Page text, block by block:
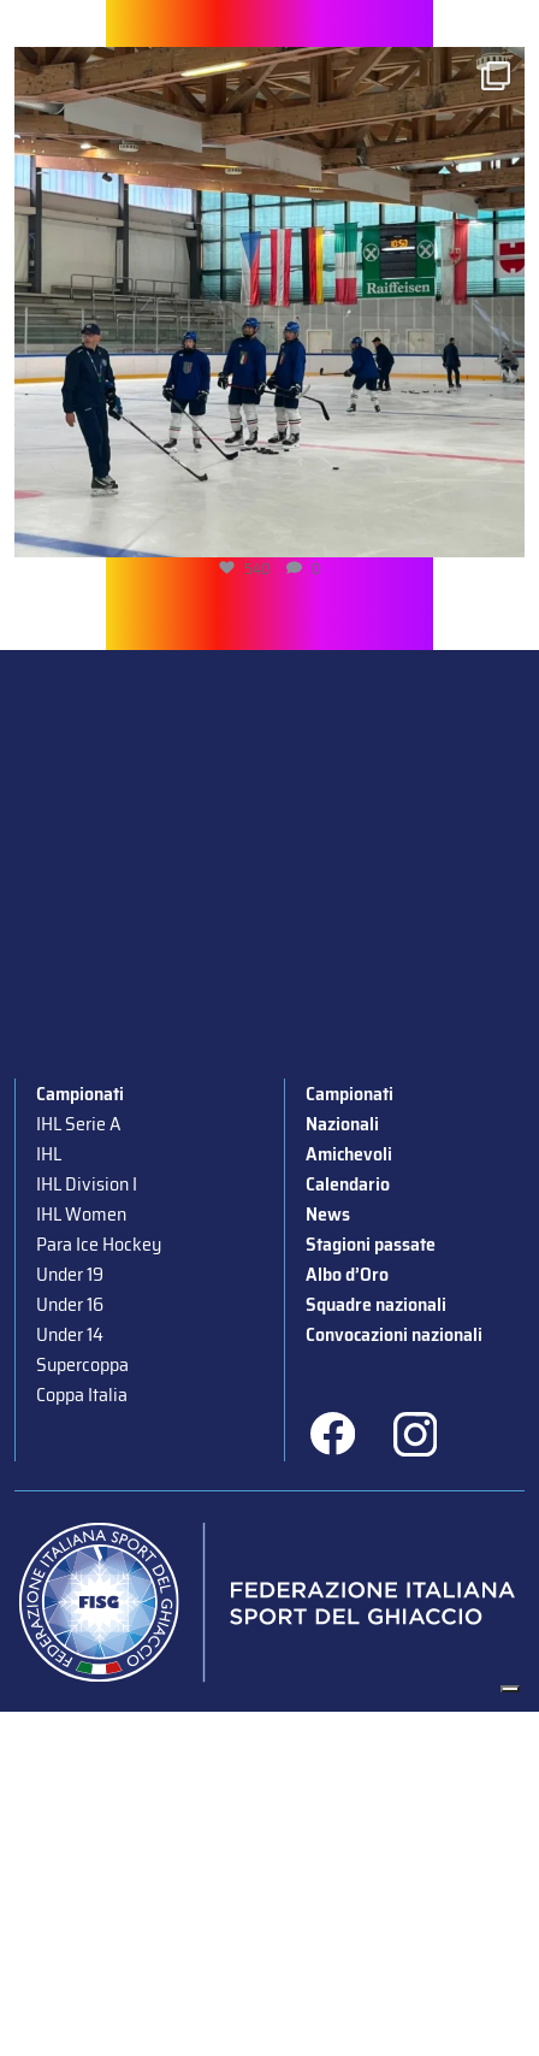
540 0
Campionati
IHL Serie A
IHL
IHL Division I
IHL Women
Para Ice Hockey
Under 19
Under 16
Under 14
Supercoppa
Coppa Italia
Campionati
Nazionali
Amichevoli
Calendario
News
Stagioni passate
Albo d’Oro
Squadre nazionali
Convocazioni nazionali